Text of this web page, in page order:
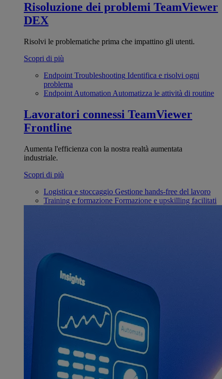
Risoluzione dei problemi TeamViewer
DEX
Risolvi le problematiche prima che impattino gli utenti.
Scopri di più
Endpoint Troubleshooting Identifica e risolvi ogni
problema
Endpoint Automation Automatizza le attività di routine
Lavoratori connessi TeamViewer
Frontline
Aumenta l'efficienza con la nostra realtà aumentata
industriale.
Scopri di più
Logistica e stoccaggio Gestione hands-free del lavoro
Training e formazione Formazione e upskilling facilitati